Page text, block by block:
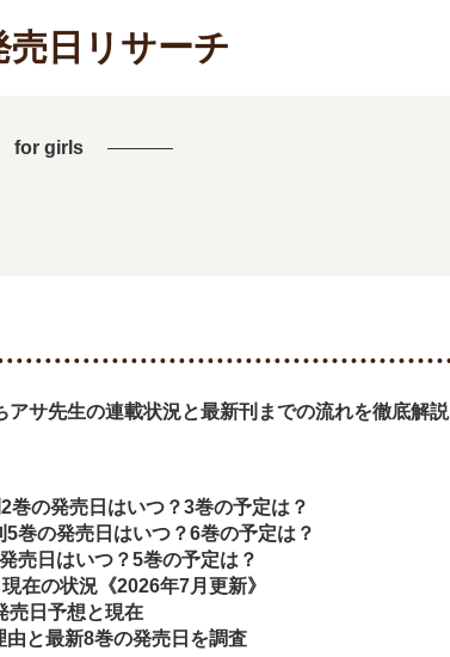
売日リサーチ
for girls
アサ先生の連載状況と最新刊までの流れを徹底解説
巻の発売日はいつ？3巻の予定は？
巻の発売日はいつ？6巻の予定は？
売日はいつ？5巻の予定は？
在の状況《2026年7月更新》
売日予想と現在
由と最新8巻の発売日を調査